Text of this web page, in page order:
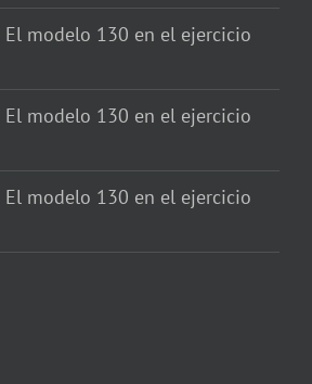
El modelo 130 en el ejercicio
El modelo 130 en el ejercicio
El modelo 130 en el ejercicio